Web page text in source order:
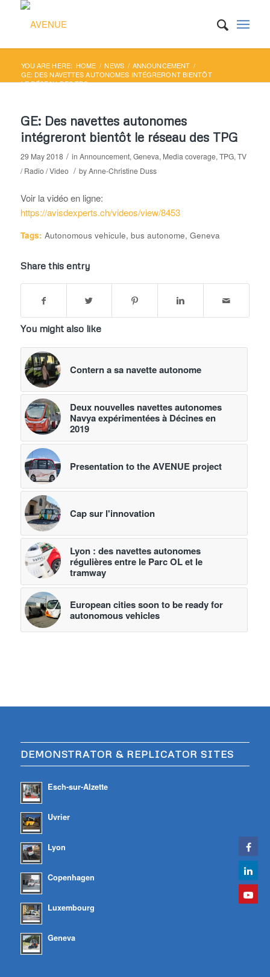
YOU ARE HERE: HOME / NEWS / ANNOUNCEMENT /
GE: DES NAVETTES AUTONOMES INTÉGRERONT BIENTÔT
LE RÉSEAU DES TPG
GE: Des navettes autonomes
intégreront bientôt le réseau des TPG
29 May 2018 / in Announcement, Geneva, Media coverage, TPG, TV
/ Radio / Video / byAnne-Christine Duss
Voir la vidéo en ligne:
https://avisdexperts.ch/videos/view/8453
Tags: Autonomous vehicule, bus autonome, Geneva
Share this entry
You might also like
Contern a sa navette autonome
Deux nouvelles navettes autonomes
Navya expérimentées à Décines en
2019
Presentation to the AVENUE project
Cap sur l'innovation
Lyon : des navettes autonomes
régulières entre le Parc OL et le
tramway
European cities soon to be ready for
autonomous vehicles
DEMONSTRATOR & REPLICATOR SITES
Esch-sur-Alzette
Uvrier
Lyon
Copenhagen
Luxembourg
Geneva